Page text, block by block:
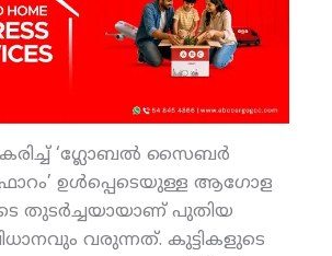
‘ഗ്ലോബല്‍ സൈബര്‍
ഫോറം’ ഉള്‍പ്പെടെയുള്ള ആഗോള
തുടര്‍ച്ചയായാണ് പുതിയ
വരുന്നത്. കുട്ടികളുടെ